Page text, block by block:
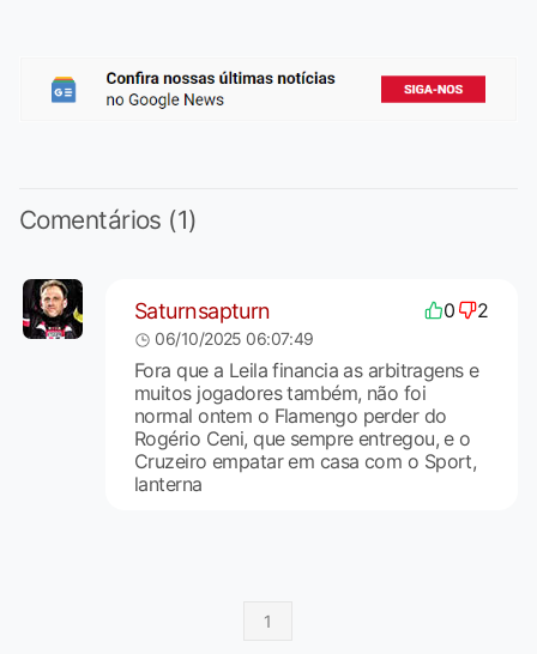
Comentários (1)
Saturnsapturn 0 2
06/10/2025 06:07:49
Fora que a Leila financia as arbitragens e
muitos jogadores também, não foi
normal ontem o Flamengo perder do
Rogério Ceni, que sempre entregou, e o
Cruzeiro empatar em casa com o Sport,
lanterna
1